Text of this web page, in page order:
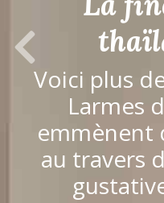
Previous Slide
Voici plus
Larmes
emmènent
au travers